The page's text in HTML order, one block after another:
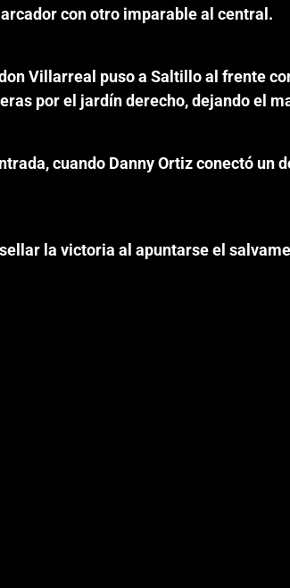
con otro imparable al central.
Villarreal puso a Saltillo al frente
por el jardín derecho, dejando el
cuando Danny Ortiz conectó
la victoria al apuntarse el